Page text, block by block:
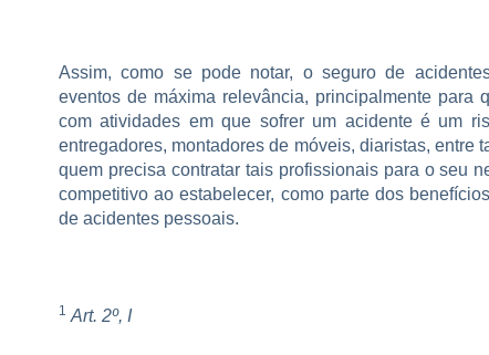
Assim, como se pode notar, o seguro de
eventos de máxima relevância, principalmente para
com atividades em que sofrer um acidente é um
entregadores, montadores de móveis, diaristas, entre
quem precisa contratar tais profissionais para o seu
competitivo ao estabelecer, como parte dos
de acidentes pessoais.
1 Art. 2º, I